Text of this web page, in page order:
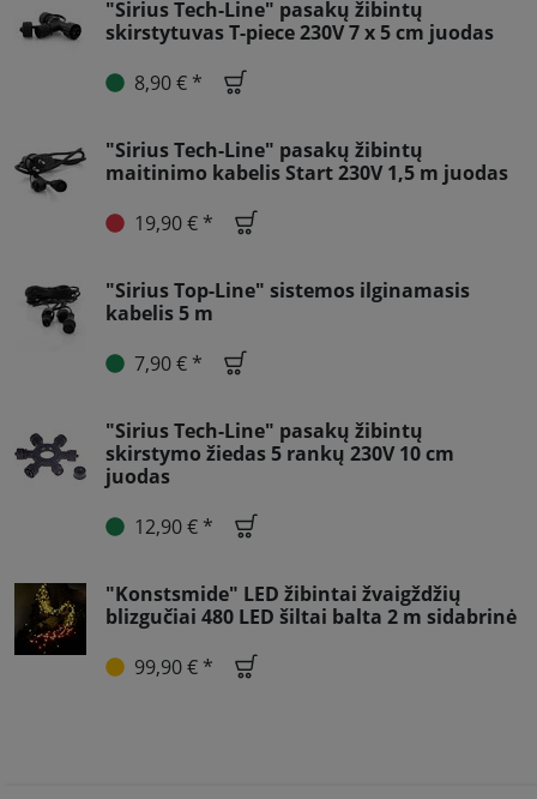
"Sirius Tech-Line" pasakų žibintų
skirstytuvas T-piece 230V 7 x 5 cm juodas
8,90 € *
"Sirius Tech-Line" pasakų žibintų
maitinimo kabelis Start 230V 1,5 m juodas
19,90 € *
"Sirius Top-Line" sistemos ilginamasis
kabelis 5 m
7,90 € *
"Sirius Tech-Line" pasakų žibintų
skirstymo žiedas 5 rankų 230V 10 cm
juodas
12,90 € *
"Konstsmide" LED žibintai žvaigždžių
blizgučiai 480 LED šiltai balta 2 m sidabrinė
99,90 € *